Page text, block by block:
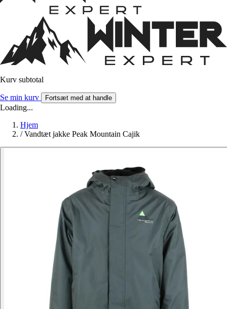
Kurv subtotal
Se min kurv Fortsæt med at handle
Loading...
Hjem
/ Vandtæt jakke Peak Mountain Cajik